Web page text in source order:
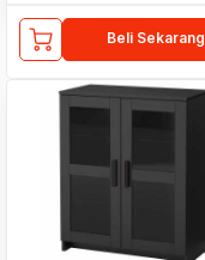
Beli Sekarang